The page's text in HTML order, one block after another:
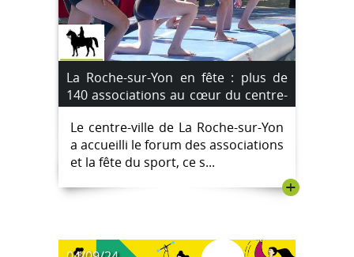
La Roche-sur-Yon en fête : plus de
140 associations au cœur du centre-
ville [Images]
Le centre-ville de La Roche-sur-Yon
a accueilli le forum des associations
et la fête du sport, ce s...
+